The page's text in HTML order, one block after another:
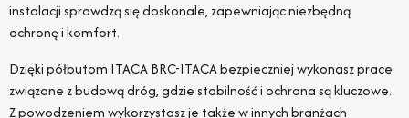
instalacji sprawdzą się doskonale, zapewniając niezbędną
ochronę i komfort.
Dzięki półbutom ITACA BRC-ITACA bezpieczniej wykonasz prace
związane z budową dróg, gdzie stabilność i ochrona są kluczowe.
Z powodzeniem wykorzystasz je także w innych branżach